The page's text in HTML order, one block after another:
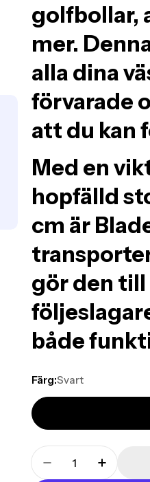
golfbollar,
mer.
alla dina
förvarade
att du kan
Med en
hopfälld
cm är
gör den
både
Färg:Svart
Translation
missing:Translation